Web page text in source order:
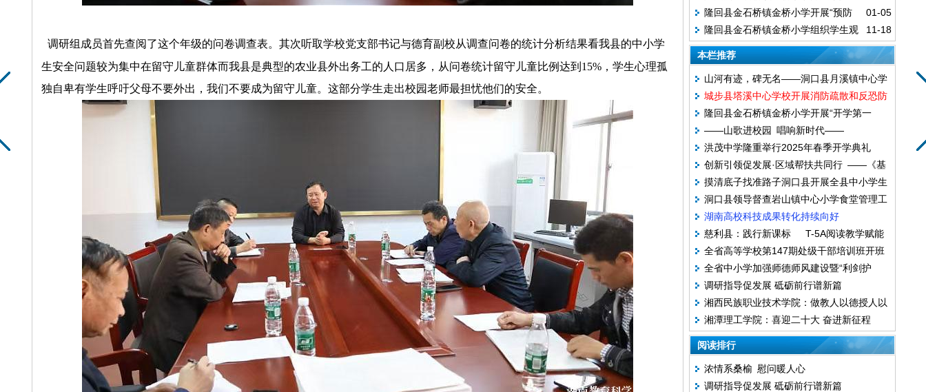
调研组成员首先查阅了这个年级的问卷调查表。其次听取学校党支部书记与德育副校从调查问卷的统计分析结果看我县的中小学
生安全问题较为集中在留守儿童群体而我县是典型的农业县外出务工的人口居多，从问卷统计留守儿童比例达到 15%，学生心理孤
独自卑有学生呼吁父母不要外出，我们不要成为留守儿童。这部分学生走出校园老师最担忧他们的安全。
伴我行”主题班会活动
01-05
隆回县金石桥镇金桥小学开展“预防
一氧化碳中毒安全教育”活动
11-18
隆回县金石桥镇金桥小学组织学生观
看道路交通安全警示片
本栏推荐
山河有迹，碑无名——洞口县月溪镇中心学
校举行清明祭英烈活动
城步县塔溪中心学校开展消防疏散和反恐防
暴综合演练
隆回县金石桥镇金桥小学开展“开学第一
课”安全教育主题班会活动
——山歌进校园 唱响新时代——
洪茂中学隆重举行2025年春季开学典礼
——安全教育与奋进精神点亮新学期
创新引领促发展·区域帮扶共同行 ——《基
于核心素养导向农村中小学生课堂教学改革
的实践研究》成果推广活动举行
摸清底子找准路子洞口县开展全县中小学生
安全问题调查研究
洞口县领导督查岩山镇中心小学食堂管理工
作
湖南高校科技成果转化持续向好
慈利县：践行新课标 T-5A阅读教学赋能
新课堂
全省高等学校第147期处级干部培训班开班
全省中小学加强师德师风建设暨“利剑护
蕾”以案促改工作推进会召开
调研指导促发展 砥砺前行谱新篇
湘西民族职业技术学院：做教人以德授人以
术理实合一的教师
湘潭理工学院：喜迎二十大 奋进新征程
阅读排行
浓情系桑榆 慰问暖人心
调研指导促发展 砥砺前行谱新篇